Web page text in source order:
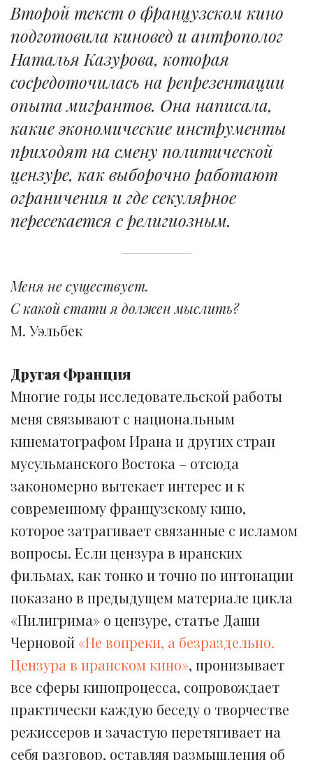
Второй текст о французском кино
подготовила киновед и антрополог
Наталья Казурова, которая
сосредоточилась на репрезентации
опыта мигрантов. Она написала,
какие экономические инструменты
приходят на смену политической
цензуре, как выборочно работают
ограничения и где секулярное
пересекается с религиозным.
Меня не существует.
С какой стати я должен мыслить?
М. Уэльбек
Другая Франция
Многие годы исследовательской работы
меня связывают с национальным
кинематографом Ирана и других стран
мусульманского Востока – отсюда
закономерно вытекает интерес и к
современному французскому кино,
которое затрагивает связанные с исламом
вопросы. Если цензура в иранских
фильмах, как тонко и точно по интонации
показано в предыдущем материале цикла
«Пилигрима» о цензуре, статье Даши
Черновой «Не вопреки, а безраздельно.
Цензура в иранском кино», пронизывает
все сферы кинопроцесса, сопровождает
практически каждую беседу о творчестве
режиссеров и зачастую перетягивает на
себя разговор, оставляя размышления об